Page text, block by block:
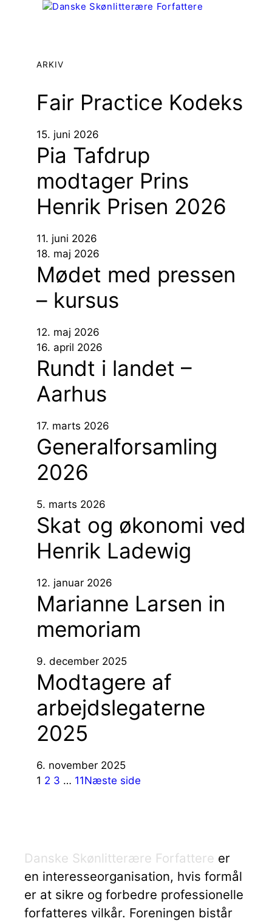
ARKIV
Fair Practice Kodeks
15. juni 2026
Pia Tafdrup
modtager Prins
Henrik Prisen 2026
11. juni 2026
18. maj 2026
Mødet med pressen
– kursus
12. maj 2026
16. april 2026
Rundt i landet –
Aarhus
17. marts 2026
Generalforsamling
2026
5. marts 2026
Skat og økonomi ved
Henrik Ladewig
12. januar 2026
Marianne Larsen in
memoriam
9. december 2025
Modtagere af
arbejdslegaterne
2025
6. november 2025
1 2 3 … 11Næste side
Danske Skønlitterære Forfattere er
en interesseorganisation, hvis formål
er at sikre og forbedre professionelle
forfatteres vilkår. Foreningen bistår